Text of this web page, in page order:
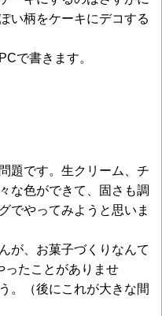
い柄をケーキにデコする
で書きます。
題です。生クリーム、チ
な色ができて、固さも調
でやってみようと思いま
が、お菓子づくりなんて
ったことがありませ
。（後にこれが大きな間